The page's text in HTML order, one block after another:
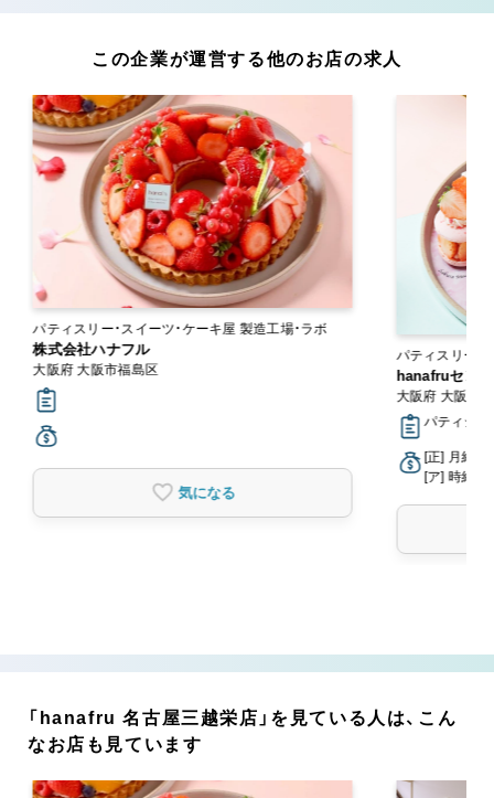
この企業が運営する他のお店の求人
パティスリー・スイーツ・ケーキ屋 製造工場・ラボ
株式会社ハナフル
大阪府 大阪市福島区
気になる
hanafruセン
大阪府 大阪市
パティシエ
[正] 月給
[ア] 時給
「hanafru 名古屋三越栄店」を見ている人は、こん
なお店も見ています